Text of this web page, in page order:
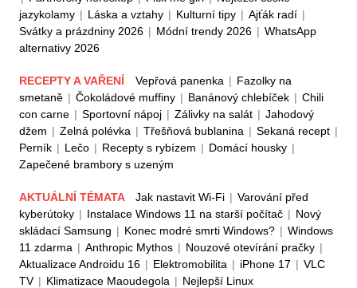
jazykolamy | Láska a vztahy | Kulturní tipy | Ajťák radí |
Svátky a prázdniny 2026 | Módní trendy 2026 | WhatsApp
alternativy 2026
RECEPTY A VAŘENÍ Vepřová panenka | Fazolky na
smetaně | Čokoládové muffiny | Banánový chlebíček | Chili
con carne | Sportovní nápoj | Zálivky na salát | Jahodový
džem | Zelná polévka | Třešňová bublanina | Sekaná recept |
Perník | Lečo | Recepty s rybízem | Domácí housky |
Zapečené brambory s uzeným
AKTUÁLNÍ TÉMATA Jak nastavit Wi-Fi | Varování před
kyberútoky | Instalace Windows 11 na starší počítač | Nový
skládací Samsung | Konec modré smrti Windows? | Windows
11 zdarma | Anthropic Mythos | Nouzové otevírání pračky |
Aktualizace Androidu 16 | Elektromobilita | iPhone 17 | VLC
TV | Klimatizace Maoudegola | Nejlepší Linux